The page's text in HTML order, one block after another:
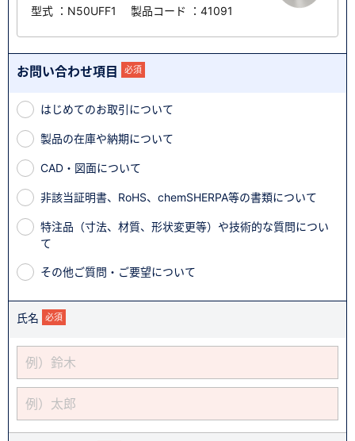
型式 ：N50UFF1 製品コード ：41091
お問い合わせ項目 必須
はじめてのお取引について
製品の在庫や納期について
CAD・図面について
非該当証明書、RoHS、chemSHERPA等の書類について
特注品（寸法、材質、形状変更等）や技術的な質問につい
て
その他ご質問・ご要望について
氏名 必須